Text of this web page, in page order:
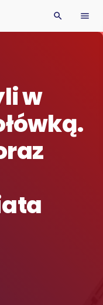
search menu
w